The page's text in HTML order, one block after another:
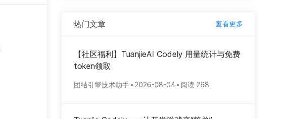
热门文章 查看更多
【社区福利】TuanjieAI Codely 用量统计与免费
token领取
团结引擎技术助手 2026-08-04 阅读 268